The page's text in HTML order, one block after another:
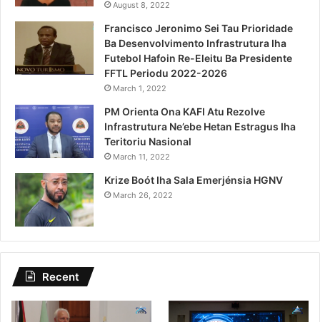
August 8, 2022
Francisco Jeronimo Sei Tau Prioridade
Ba Desenvolvimento Infrastrutura Iha
Futebol Hafoin Re-Eleitu Ba Presidente
FFTL Periodu 2022-2026
March 1, 2022
PM Orienta Ona KAFI Atu Rezolve
Infrastrutura Ne’ebe Hetan Estragus Iha
Teritoriu Nasional
March 11, 2022
Krize Boót Iha Sala Emerjénsia HGNV
March 26, 2022
Recent